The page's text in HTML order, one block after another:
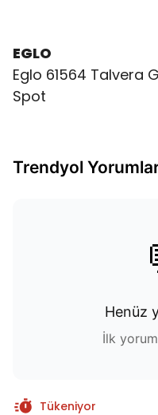
EGLO
Eglo 61564 Talvera
Spot
Trendyol
Henüz
İlk
Tükeniyor